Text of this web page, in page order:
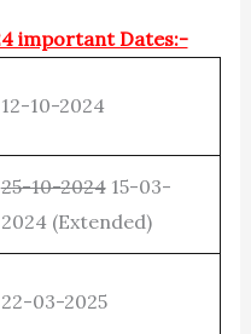
important Dates:-
12-10-2024
25-10-202415-03-
2024 (Extended)
22-03-2025